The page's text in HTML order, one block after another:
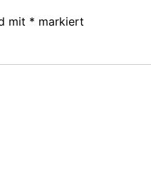
mit * markiert